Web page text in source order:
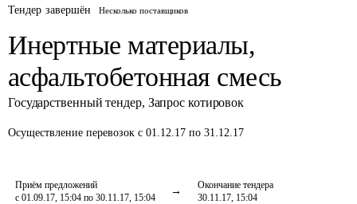
Тендер завершён Несколько поставщиков
Инертные материалы,
асфальтобетонная смесь
Государственный тендер, Запрос котировок
Осуществление перевозок с 01.12.17 по 31.12.17
Приём предложений
с 01.09.17, 15:04 по 30.11.17, 15:04
Окончание тендера
30.11.17, 15:04